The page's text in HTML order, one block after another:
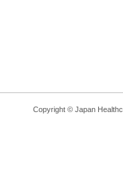
Copyright © Japan